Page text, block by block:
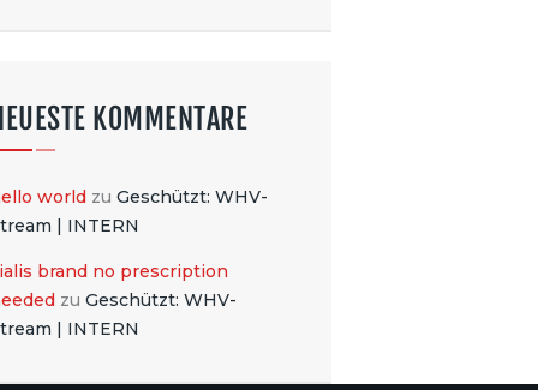
KOMMENTARE
world zuGeschützt: WHV-
| INTERN
brand no prescription
zuGeschützt: WHV-
| INTERN